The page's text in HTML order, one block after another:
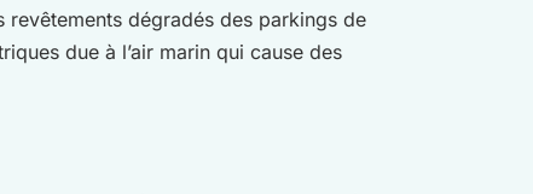
dégradés des parkings de
due à l’air marin qui cause des